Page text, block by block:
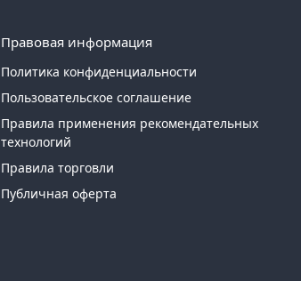
Правовая информация
Политика конфиденциальности
Пользовательское соглашение
Правила применения рекомендательных
технологий
Правила торговли
Публичная оферта